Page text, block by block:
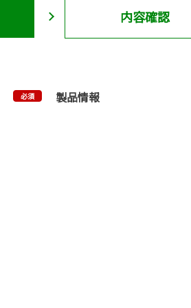
内容確認
必須 製品情報